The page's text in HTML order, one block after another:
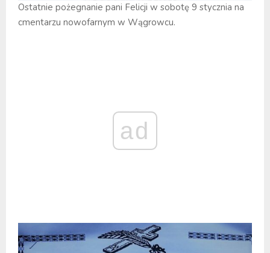
Ostatnie pożegnanie pani Felicji w sobotę 9 stycznia na
cmentarzu nowofarnym w Wągrowcu.
ad